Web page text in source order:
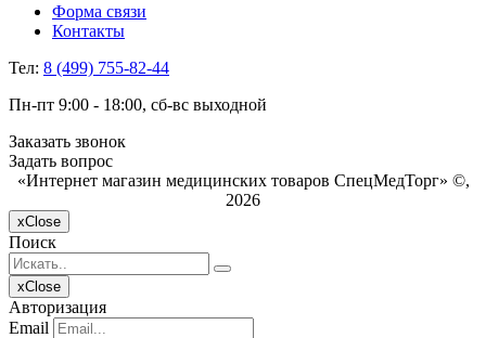
Форма связи
Контакты
Тел: 8 (499) 755-82-44
Пн-пт 9:00 - 18:00, сб-вс выходной
Заказать звонок
Задать вопрос
«Интернет магазин медицинских товаров СпецМедТорг» ©,
2026
xClose
Поиск
xClose
Авторизация
Email